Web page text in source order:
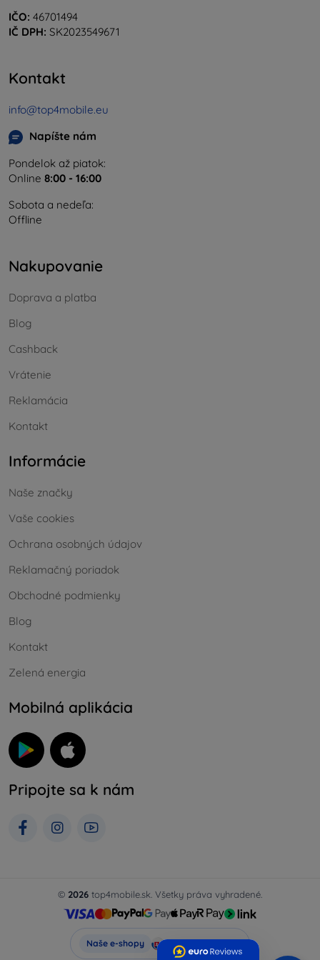
IČO: 46701494
IČ DPH: SK2023549671
Kontakt
info@top4mobile.eu
Napíšte nám
Pondelok až piatok:
Online 8:00 - 16:00
Sobota a nedeľa:
Offline
Nakupovanie
Doprava a platba
Blog
Cashback
Vrátenie
Reklamácia
Kontakt
Informácie
Naše značky
Vaše cookies
Ochrana osobných údajov
Reklamačný poriadok
Obchodné podmienky
Blog
Kontakt
Zelená energia
Mobilná aplikácia
Pripojte sa k nám
© 2026 top4mobile.sk. Všetky práva vyhradené.
Naše e-shopy Top4Mobile.sk